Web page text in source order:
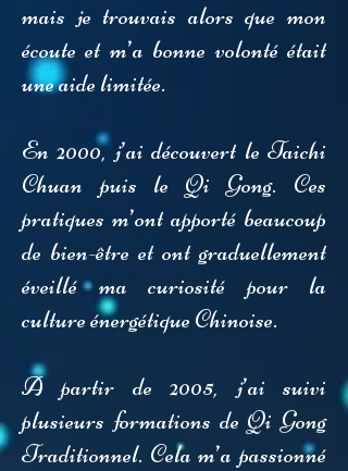
mais je trouvais alors que mon
écoute et m’a bonne volonté était
une aide limitée.
En 2000, j’ai découvert le Taichi
Chuan puis le Qi Gong. Ces
pratiques m’ont apporté beaucoup
de bien-être et ont graduellement
éveillé ma curiosité pour la
culture énergétique Chinoise.
A partir de 2005, j’ai suivi
plusieurs formations de Qi Gong
Traditionnel. Cela m’a passionné